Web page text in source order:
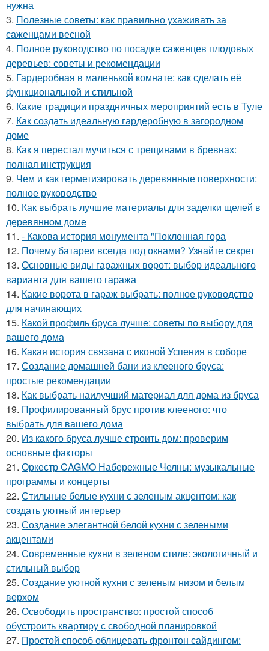
нужна
3. Полезные советы: как правильно ухаживать за
саженцами весной
4. Полное руководство по посадке саженцев плодовых
деревьев: советы и рекомендации
5. Гардеробная в маленькой комнате: как сделать её
функциональной и стильной
6. Какие традиции праздничных мероприятий есть в Туле
7. Как создать идеальную гардеробную в загородном
доме
8. Как я перестал мучиться с трещинами в бревнах:
полная инструкция
9. Чем и как герметизировать деревянные поверхности:
полное руководство
10. Как выбрать лучшие материалы для заделки щелей в
деревянном доме
11. - Какова история монумента "Поклонная гора
12. Почему батареи всегда под окнами? Узнайте секрет
13. Основные виды гаражных ворот: выбор идеального
варианта для вашего гаража
14. Какие ворота в гараж выбрать: полное руководство
для начинающих
15. Какой профиль бруса лучше: советы по выбору для
вашего дома
16. Какая история связана с иконой Успения в соборе
17. Создание домашней бани из клееного бруса:
простые рекомендации
18. Как выбрать наилучший материал для дома из бруса
19. Профилированный брус против клееного: что
выбрать для вашего дома
20. Из какого бруса лучше строить дом: проверим
основные факторы
21. Оркестр CAGMO Набережные Челны: музыкальные
программы и концерты
22. Стильные белые кухни с зеленым акцентом: как
создать уютный интерьер
23. Создание элегантной белой кухни с зелеными
акцентами
24. Современные кухни в зеленом стиле: экологичный и
стильный выбор
25. Создание уютной кухни с зеленым низом и белым
верхом
26. Освободить пространство: простой способ
обустроить квартиру с свободной планировкой
27. Простой способ облицевать фронтон сайдингом: